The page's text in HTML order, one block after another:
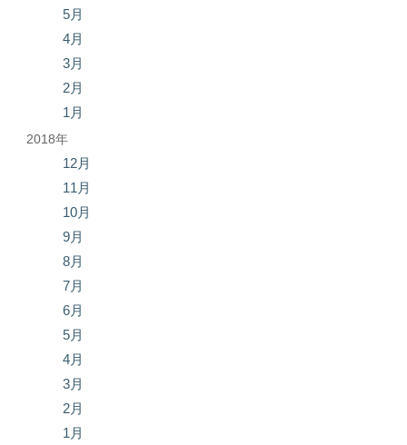
5月
4月
3月
2月
1月
2018年
12月
11月
10月
9月
8月
7月
6月
5月
4月
3月
2月
1月